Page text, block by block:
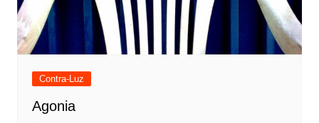
Contra-Luz
Agonia